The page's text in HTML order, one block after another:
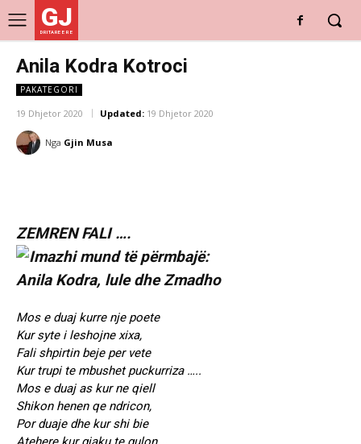
GJ
DRITARE E RE
Anila Kodra Kotroci
PAKATEGORI
19 Dhjetor 2020 Updated: 19 Dhjetor 2020
Nga Gjin Musa
ZEMREN FALI ….
Mos e duaj kurre nje poete
Kur syte i leshojne xixa,
Fali shpirtin beje per vete
Kur trupi te mbushet puckurriza …..
Mos e duaj as kur ne qiell
Shikon henen qe ndricon,
Por duaje dhe kur shi bie